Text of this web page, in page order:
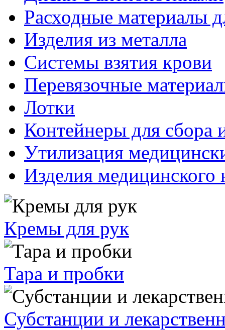
Расходные материалы
Изделия из металла
Системы взятия крови
Перевязочные
Лотки
Контейнеры для сбора
Утилизация
Изделия медицинского
Кремы для рук
Тара и пробки
Субстанции и